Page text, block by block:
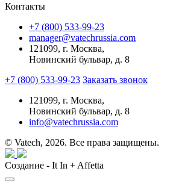
Контакты
+7 (800) 533-99-23
manager@vatechrussia.com
121099, г. Москва,
Новинский бульвар, д. 8
+7 (800) 533-99-23 Заказать звонок
121099, г. Москва,
Новинский бульвар, д. 8
info@vatechrussia.com
© Vatech, 2026. Все права защищены.
Создание - It In + Affetta